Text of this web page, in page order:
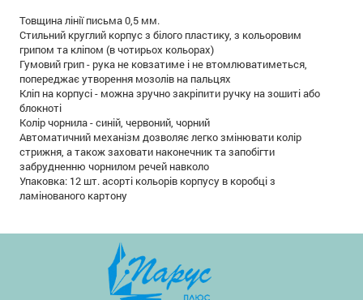
Товщина лінії письма 0,5 мм.
Стильний круглий корпус з білого пластику, з кольоровим
грипом та кліпом (в чотирьох кольорах)
Гумовий грип - рука не ковзатиме і не втомлюватиметься,
попереджає утворення мозолів на пальцях
Кліп на корпусі - можна зручно закріпити ручку на зошиті або
блокноті
Колір чорнила - синій, червоний, чорний
Автоматичний механізм дозволяє легко змінювати колір
стрижня, а також заховати наконечник та запобігти
забрудненню чорнилом речей навколо
Упаковка: 12 шт. асорті кольорів корпусу в коробці з
ламінованого картону